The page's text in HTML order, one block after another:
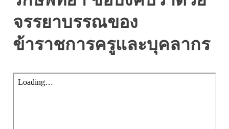
จรรยาบรรณของ
ข้าราชการครูและบุคลากร